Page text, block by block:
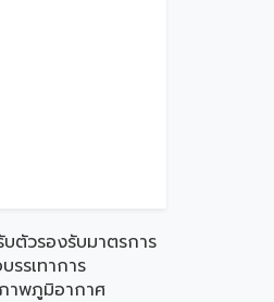
ตัวรองรับมาตรการ
รรเทาการ
าพภูมิอากาศ